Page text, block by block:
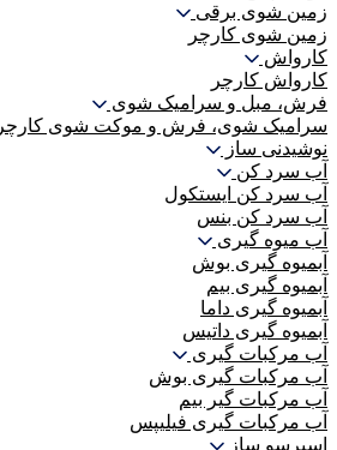
زمین شوی برقی
زمین شوی کارچر
کارواش
کارواش کارچر
فرش، مبل و سرامیک شوی
سرامیک شوی، فرش و موکت شوی کارچر
نوشیدنی ساز
آب سرد کن
آب سرد کن ایستکول
آب سرد کن بنس
آب میوه گیری
آبمیوه گیری بوش
آبمیوه گیری بیم
آبمیوه گیری داما
آبمیوه گیری داتیس
آب مرکبات گیری
آب مرکبات گیری بوش
آب مرکبات گیر بیم
آب مرکبات گیری فیلیپس
اسپرسو ساز